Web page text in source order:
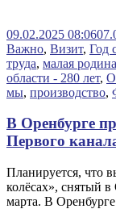
09.02.2025 08:06
Важно, Визит, Год
труда, малая родина
области - 280 лет,
мы, производство,
В Оренбурге
Первого
Планируется, что
колёсах», снятый
марта. В